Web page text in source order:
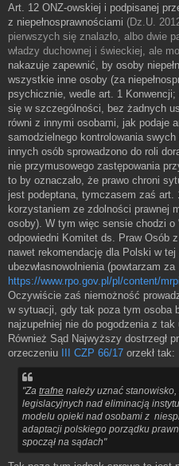
Art. 12 ONZ-owskiej i podpisanej
z niepełnosprawnościami (Dz.U.
pierwszych się znalazło, albo dwie
władzy duchownej i świeckiej, ale
nakazuje zapewnić, by osoby
wszystkie inne osoby (za
psychicznie, wedle art. 1
się w szczególności, bez żadnych
równi z innymi osobami, jak podaje
samodzielnego kontrolowania
innych osób sprowadzono do roli
nie przymusowego zastępowania
to by oznaczało, że prawo chroni
jest podeptana, tymczasem zaś art.
korzystaniem ze zdolności prawnej
osoby). W tym więc sensie chodzi
odpowiedni Komitet ds. Praw Osób
nawet rekomendację dla Polski w
ubezwłasnowolnienia (powtarzam za
https://www.rpo.gov.pl/pl/content/
Oczywiście zaś niemożność
w sytuacji, gdy tak poza tym osoba
najzupełniej nie do pogodzenia z tak
Również Sąd Najwyższy dostrzegł
orzeczeniu III CZP 66/17 orzekł tak:
"Za trafne należy uznać
legislacyjnych nad eliminacją
modelu opieki nad osobami z
adaptacji polskiego porządku
spoczął na sądach"